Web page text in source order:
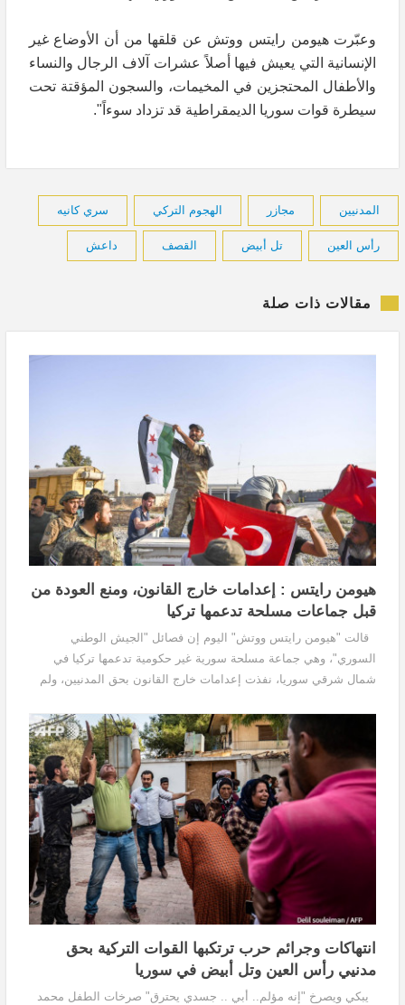
وعبّرت هيومن رايتس ووتش عن قلقها من أن الأوضاع غير
الإنسانية التي يعيش فيها أصلاً عشرات آلاف الرجال والنساء
والأطفال المحتجزين في المخيمات، والسجون المؤقتة تحت
سيطرة قوات سوريا الديمقراطية قد تزداد سوءاً".
المدنيين مجازر الهجوم التركي سري كانيه
رأس العين تل أبيض القصف داعش
مقالات ذات صلة
هيومن رايتس : إعدامات خارج القانون، ومنع العودة من
قبل جماعات مسلحة تدعمها تركيا
قالت "هيومن رايتس ووتش" اليوم إن فصائل "الجيش الوطني
السوري"، وهي جماعة مسلحة سورية غير حكومية تدعمها تركيا في
شمال شرقي سوريا، نفذت إعدامات خارج القانون بحق المدنيين، ولم
انتهاكات وجرائم حرب ترتكبها القوات التركية بحق
مدنيي رأس العين وتل أبيض في سوريا
يبكي ويصرخ "إنه مؤلم.. أبي .. جسدي يحترق" صرخات الطفل محمد